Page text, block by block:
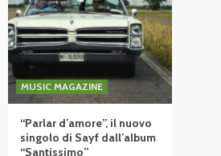
MUSIC MAGAZINE
“Parlar d’amore”, il nuovo
singolo di Sayf dall’album
“Santissimo”